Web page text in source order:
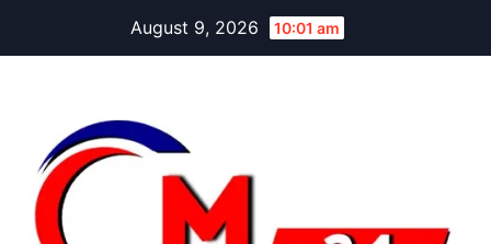
August 9, 2026 10:01 am